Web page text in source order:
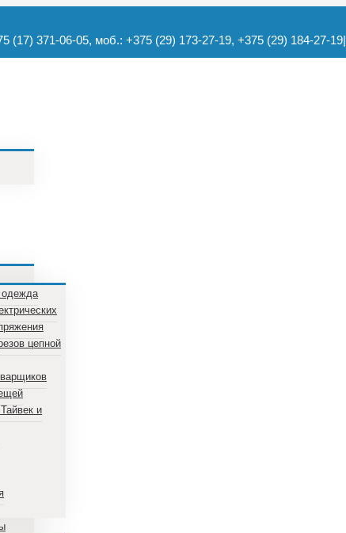
(17) 371-06-05, моб.: +375 (29) 173-27-19, +375 (29) 184-27-19|
одежда
цепной
и